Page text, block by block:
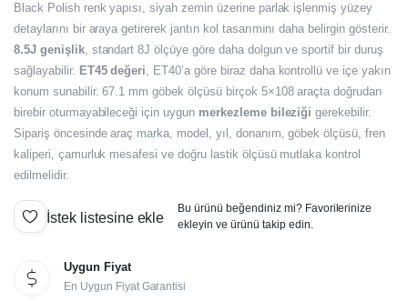
Black Polish renk yapısı, siyah zemin üzerine parlak işlenmiş yüzey
detaylarını bir araya getirerek jantın kol tasarımını daha belirgin gösterir.
8.5J genişlik, standart 8J ölçüye göre daha dolgun ve sportif bir duruş
sağlayabilir. ET45 değeri, ET40’a göre biraz daha kontrollü ve içe yakın
konum sunabilir. 67.1 mm göbek ölçüsü birçok 5×108 araçta doğrudan
birebir oturmayabileceği için uygun merkezleme bileziği gerekebilir.
Sipariş öncesinde araç marka, model, yıl, donanım, göbek ölçüsü, fren
kaliperi, çamurluk mesafesi ve doğru lastik ölçüsü mutlaka kontrol
edilmelidir.
Bu ürünü beğendiniz mi? Favorilerinize
ekleyin ve ürünü takip edin.
İstek listesine ekle
Uygun Fiyat
En Uygun Fiyat Garantisi